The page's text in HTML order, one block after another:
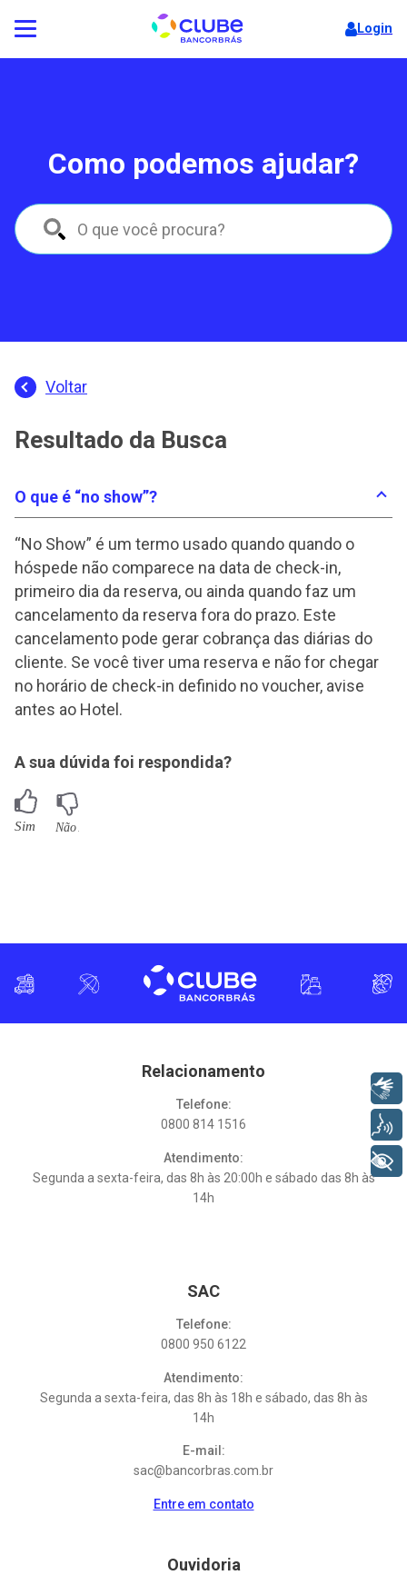
Login
Como podemos ajudar?
Voltar
Resultado da Busca
O que é “no show”?
“No Show” é um termo usado quando quando o
hóspede não comparece na data de check-in,
primeiro dia da reserva, ou ainda quando faz um
cancelamento da reserva fora do prazo. Este
cancelamento pode gerar cobrança das diárias do
cliente. Se você tiver uma reserva e não for chegar
no horário de check-in definido no voucher, avise
antes ao Hotel.
A sua dúvida foi respondida?
Relacionamento
Telefone:
0800 814 1516
Atendimento:
Segunda a sexta-feira, das 8h às 20:00h e sábado das 8h às
14h
SAC
Telefone:
0800 950 6122
Atendimento:
Segunda a sexta-feira, das 8h às 18h e sábado, das 8h às
14h
E-mail:
sac@bancorbras.com.br
Entre em contato
Ouvidoria
+ Acessibilidade